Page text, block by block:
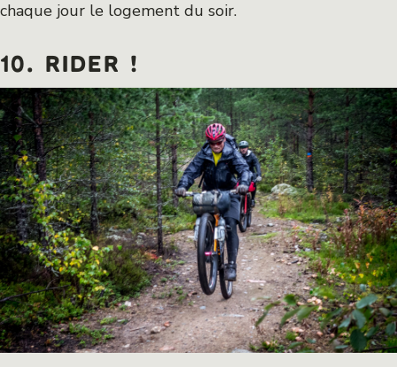
chaque jour le logement du soir.
10. RIDER !